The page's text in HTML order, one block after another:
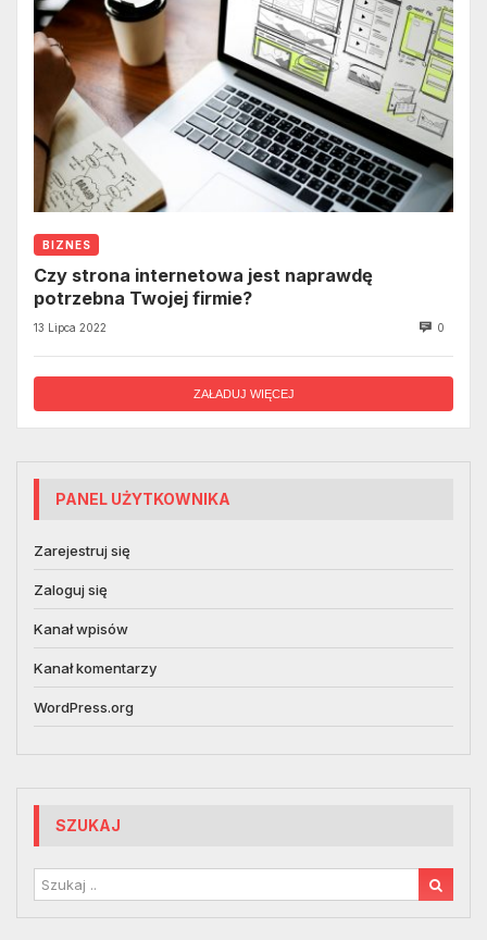
BIZNES
Czy strona internetowa jest naprawdę
potrzebna Twojej firmie?
13 Lipca 2022 0
ZAŁADUJ WIĘCEJ
PANEL UŻYTKOWNIKA
Zarejestruj się
Zaloguj się
Kanał wpisów
Kanał komentarzy
WordPress.org
SZUKAJ